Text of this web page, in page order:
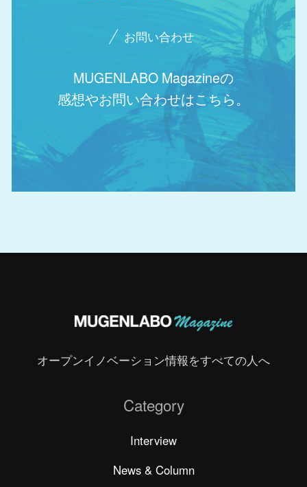
お問い合わせ
MUGENLABO Magazineの
感想やお問い合わせはこちら。
オープンイノベーション情報をすべての人へ
Category
Interview
News & Column